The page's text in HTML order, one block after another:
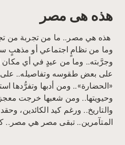
هذه هى مصر
هذه هي مصر.. ما من تجربة من
وما من نظامٍ اجتماعي أو مذهبٍ
وجرَّبته.. وما من عيدٍ في أي مكان
على بعض طقوسه وتفاصيله..
«الحضارة».. ومن أدبها وتفرُّدها
وحيويتها.. ومن شعبها خرجت
والتاريخ.. ورغم كيد الكائدين،
المتآمرين.. تبقى مصر هي مصر..